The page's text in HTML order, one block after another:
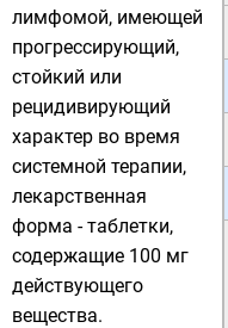
лимфомой, имеющей
прогрессирующий,
стойкий или
рецидивирующий
характер во время
системной терапии,
лекарственная
форма - таблетки,
содержащие 100 мг
действующего
вещества.